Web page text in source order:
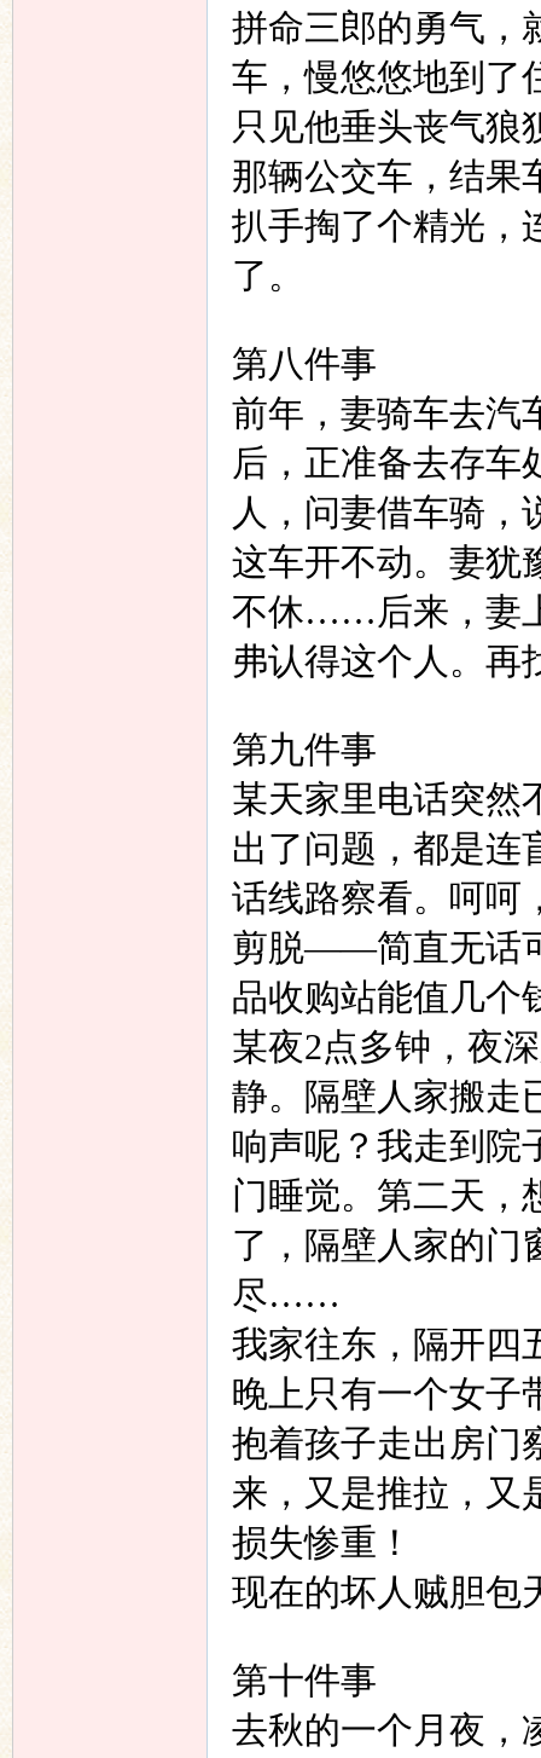
拼命三郎的勇气，
车，慢悠悠地到了
只见他垂头丧气狼
那辆公交车，结果
扒手掏了个精光，
了。
第八件事
前年，妻骑车去汽
后，正准备去存车
人，问妻借车骑，
这车开不动。妻犹
不休……后来，妻
弗认得这个人。再
第九件事
某天家里电话突然
出了问题，都是连
话线路察看。呵呵
剪脱——简直无话
品收购站能值几个
某夜2点多钟，夜
静。隔壁人家搬走
响声呢？我走到院
门睡觉。第二天，
了，隔壁人家的门
尽……
我家往东，隔开四
晚上只有一个女子
抱着孩子走出房门
来，又是推拉，
损失惨重！
现在的坏人贼胆包
第十件事
去秋的一个月夜，